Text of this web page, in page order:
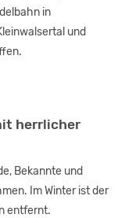
in
und
herrlicher
Bekannte und
Im Winter ist der
entfernt.